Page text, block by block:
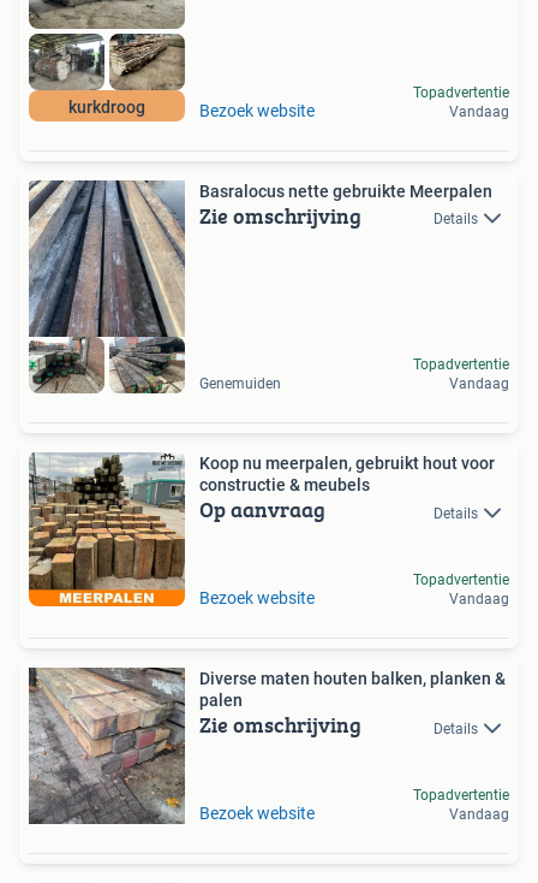
kurkdroog Bezoek website
Topadvertentie
Vandaag
Basralocus nette gebruikte Meerpalen
Zie omschrijving Details
Genemuiden
Topadvertentie
Vandaag
Koop nu meerpalen, gebruikt hout voor
constructie & meubels
Op aanvraag Details
Bezoek website
Topadvertentie
Vandaag
Diverse maten houten balken, planken &
palen
Zie omschrijving Details
Bezoek website
Topadvertentie
Vandaag